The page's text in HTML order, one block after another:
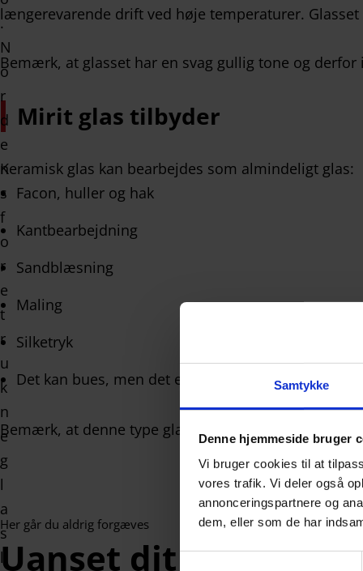
Samtykke
Denne hjemmeside bruger
Vi bruger cookies til at
vores trafik. Vi deler også
annonceringspartnere og
dem, eller som de har
længerevarende drift ved høje temperaturer. Glasset
Bemærk, at glasset har en svag gullig tone og
Mirit glas tilbyder
Keramisk glas kan bearbejdes som almindeligt glas:
Facon, huller og hak
Kantbearbejdning
Sandblæsning
Maling
Silketryk
Det kan bues, men det er en temmelig kompliceret
Bemærk, at denne type glas ikke kan termisk
Her går du aldrig forgæves
Uanset dit behov,